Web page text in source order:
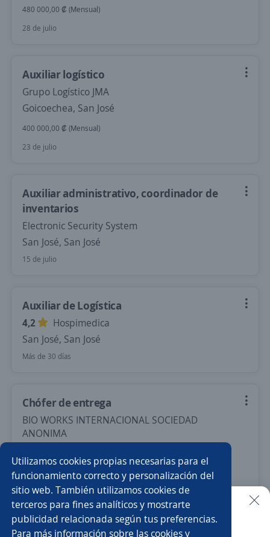
Utilizamos cookies propias necesarias para el
funcionamiento correcto y personalización del
sitio web. También utilizamos cookies de
terceros para fines analíticos y mostrarte
publicidad relacionada según tus preferencias.
Para más información sobre las cookies y
480 000,00 ₡ (Mensual)
28 de julio
Auxiliar logístico
Grupo Logístico JMA
Goicoechea, San José
400 000,00 ₡ (Mensual)
23 de julio
Auxiliar administrativo, coordinador de
inventarios
Electronic Security System
San José, San José
15 de julio
Auxiliar de Logística
4,2
Hospimedica
San José, San José
Más de 30 días
Chófer de entrega
BIO WORKS INTERNACIONAL SOCIEDAD
ANONIMA
425 000,00 ₡ (Mensual)
Más de 30 días
Nuevas ofertas de empleo
Buscar es más fácil en la app